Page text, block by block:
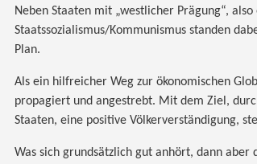
Neben Staaten mit „westlicher Prägung“,
Staatssozialismus/Kommunismus standen
Plan.
Als ein hilfreicher Weg zur ökonomischen
propagiert und angestrebt. Mit dem Ziel,
Staaten, eine positive Völkerverständigung,
Was sich grundsätzlich gut anhört, dann